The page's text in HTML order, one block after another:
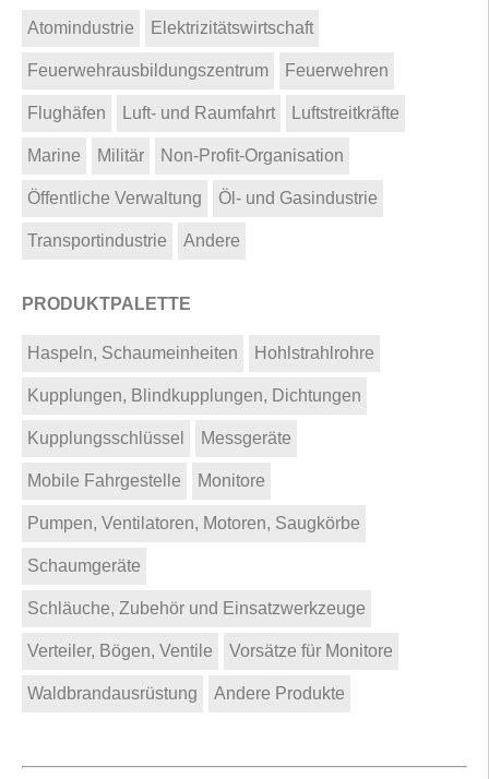
Atomindustrie Elektrizitätswirtschaft
Feuerwehrausbildungszentrum Feuerwehren
Flughäfen Luft- und Raumfahrt Luftstreitkräfte
Marine Militär Non-Profit-Organisation
Öffentliche Verwaltung Öl- und Gasindustrie
Transportindustrie Andere
PRODUKTPALETTE
Haspeln, Schaumeinheiten Hohlstrahlrohre
Kupplungen, Blindkupplungen, Dichtungen
Kupplungsschlüssel Messgeräte
Mobile Fahrgestelle Monitore
Pumpen, Ventilatoren, Motoren, Saugkörbe
Schaumgeräte
Schläuche, Zubehör und Einsatzwerkzeuge
Verteiler, Bögen, Ventile Vorsätze für Monitore
Waldbrandausrüstung Andere Produkte